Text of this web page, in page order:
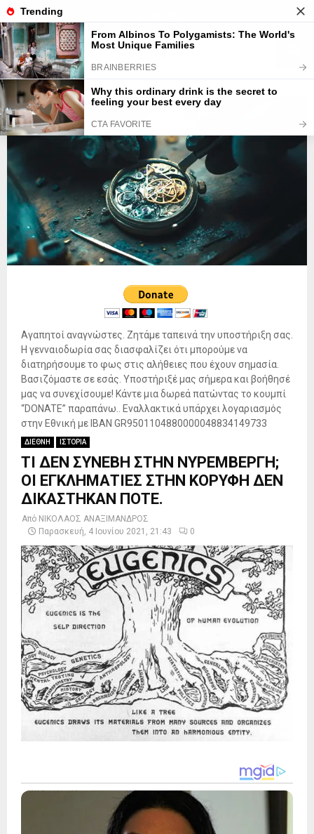
PRIMARY
MENU
Αγαπητοί αναγνώστες. Ζητάμε ταπεινά την υποστήριξη σας.
Η γενναιοδωρία σας διασφαλίζει ότι μπορούμε να
διατηρήσουμε το φως στις αλήθειες που έχουν σημασία.
Βασιζόμαστε σε εσάς. Υποστήριξέ μας σήμερα και βοήθησέ
μας να συνεχίσουμε! Κάντε μια δωρεά πατώντας το κουμπί
“DONATE” παραπάνω.. Εναλλακτικά υπάρχει λογαριασμός
στην Εθνική με IBAN GR9501104880000048834149733
ΔΙΕΘΝΗ ΙΣΤΟΡΙΑ
ΤΙ ΔΕΝ ΣΥΝΕΒΗ ΣΤΗΝ ΝΥΡΕΜΒΕΡΓΗ;
ΟΙ ΕΓΚΛΗΜΑΤΙΕΣ ΣΤΗΝ ΚΟΡΥΦΗ ΔΕΝ
ΔΙΚΑΣΤΗΚΑΝ ΠΟΤΕ.
Από ΝΙΚΟΛΑΟΣ ΑΝΑΞΙΜΑΝΔΡΟΣ
Παρασκευή, 4 Ιουνίου 2021, 21:43
0